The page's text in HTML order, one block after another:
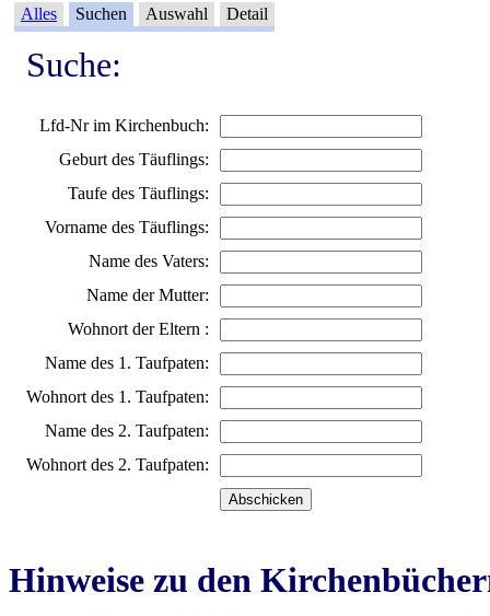
Alles Suchen Auswahl Detail
Suche:
Lfd-Nr im Kirchenbuch:
Geburt des Täuflings:
Taufe des Täuflings:
Vorname des Täuflings:
Name des Vaters:
Name der Mutter:
Wohnort der Eltern :
Name des 1. Taufpaten:
Wohnort des 1. Taufpaten:
Name des 2. Taufpaten:
Wohnort des 2. Taufpaten:
Hinweise zu den